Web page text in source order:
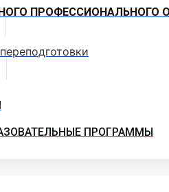
ПРОФЕССИОНАЛЬНОГО
ПРОГРАММЫ